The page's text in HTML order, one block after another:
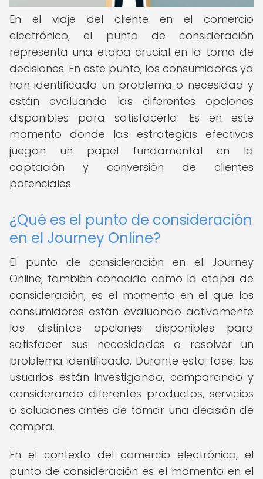
En el viaje del cliente en el comercio
electrónico, el punto de consideración
representa una etapa crucial en la toma de
decisiones. En este punto, los consumidores ya
han identificado un problema o necesidad y
están evaluando las diferentes opciones
disponibles para satisfacerla. Es en este
momento donde las estrategias efectivas
juegan un papel fundamental en la
captación y conversión de clientes
potenciales.
¿Qué es el punto de consideración
en el Journey Online?
El punto de consideración en el Journey
Online, también conocido como la etapa de
consideración, es el momento en el que los
consumidores están evaluando activamente
las distintas opciones disponibles para
satisfacer sus necesidades o resolver un
problema identificado. Durante esta fase, los
usuarios están investigando, comparando y
considerando diferentes productos, servicios
o soluciones antes de tomar una decisión de
compra.
En el contexto del comercio electrónico, el
punto de consideración es el momento en el